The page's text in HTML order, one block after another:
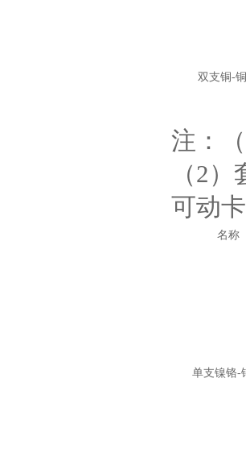
双支铜-
注：
（2
可动
名称
单支镍铬-